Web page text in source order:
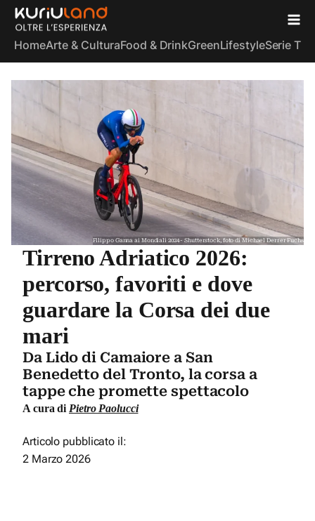
HomeArte & CulturaFood & DrinkGreenLifestyleSerie TV
Filippo Ganna ai Mondiali 2024 - Shutterstock, foto di Michael Derrer Fuchs
Tirreno Adriatico 2026:
percorso, favoriti e dove
guardare la Corsa dei due
mari
Da Lido di Camaiore a San
Benedetto del Tronto, la corsa a
tappe che promette spettacolo
A cura di Pietro Paolucci
Articolo pubblicato il:
2 Marzo 2026